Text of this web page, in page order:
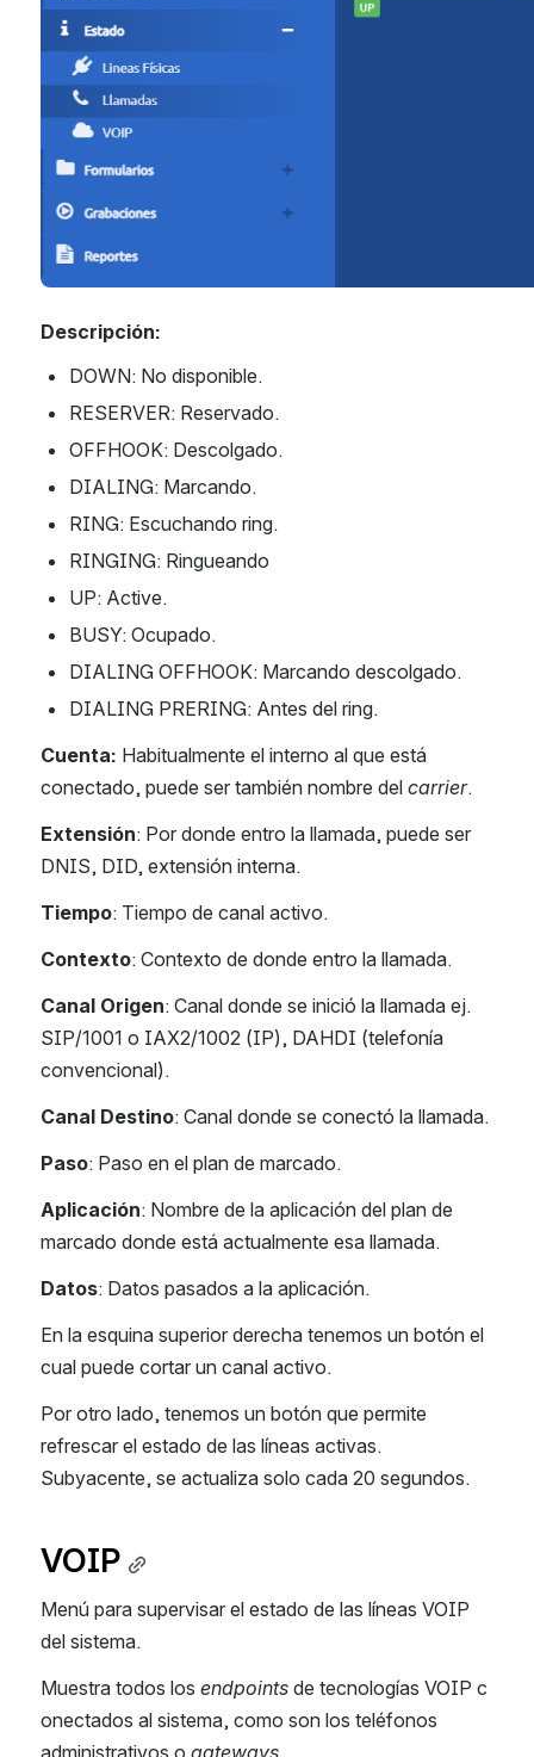
Descripción:
DOWN: No disponible.
RESERVER: Reservado.
OFFHOOK: Descolgado.
DIALING: Marcando.
RING: Escuchando ring.
RINGING: Ringueando
UP: Active.
BUSY: Ocupado.
DIALING OFFHOOK: Marcando descolgado.
DIALING PRERING: Antes del ring.
Cuenta: Habitualmente el interno al que está
conectado, puede ser también nombre del carrier.
Extensión: Por donde entro la llamada, puede ser
DNIS, DID, extensión interna.
Tiempo: Tiempo de canal activo.
Contexto: Contexto de donde entro la llamada.
Canal Origen: Canal donde se inició la llamada ej.
SIP/1001 o IAX2/1002 (IP), DAHDI (telefonía
convencional).
Canal Destino: Canal donde se conectó la llamada.
Paso: Paso en el plan de marcado.
Aplicación: Nombre de la aplicación del plan de
marcado donde está actualmente esa llamada.
Datos: Datos pasados a la aplicación.
En la esquina superior derecha tenemos un botón el
cual puede cortar un canal activo.
Por otro lado, tenemos un botón que permite
refrescar el estado de las líneas activas.
Subyacente, se actualiza solo cada 20 segundos.
VOIP
Menú para supervisar el estado de las líneas VOIP
del sistema.
Muestra todos los endpoints de tecnologías VOIP c
onectados al sistema, como son los teléfonos
administrativos o gateways